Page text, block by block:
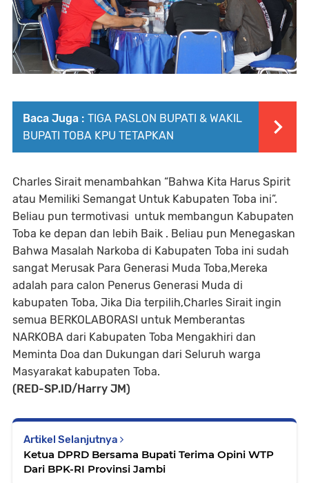
Baca Juga : TIGA PASLON BUPATI & WAKIL
BUPATI TOBA KPU TETAPKAN
Charles Sirait menambahkan “Bahwa Kita Harus Spirit
atau Memiliki Semangat Untuk Kabupaten Toba ini”.
Beliau pun termotivasi untuk membangun Kabupaten
Toba ke depan dan lebih Baik . Beliau pun Menegaskan
Bahwa Masalah Narkoba di Kabupaten Toba ini sudah
sangat Merusak Para Generasi Muda Toba,Mereka
adalah para calon Penerus Generasi Muda di
kabupaten Toba, Jika Dia terpilih,Charles Sirait ingin
semua BERKOLABORASI untuk Memberantas
NARKOBA dari Kabupaten Toba Mengakhiri dan
Meminta Doa dan Dukungan dari Seluruh warga
Masyarakat kabupaten Toba.
(RED-SP.ID/Harry JM)
Artikel Selanjutnya
Ketua DPRD Bersama Bupati Terima Opini WTP
Dari BPK-RI Provinsi Jambi